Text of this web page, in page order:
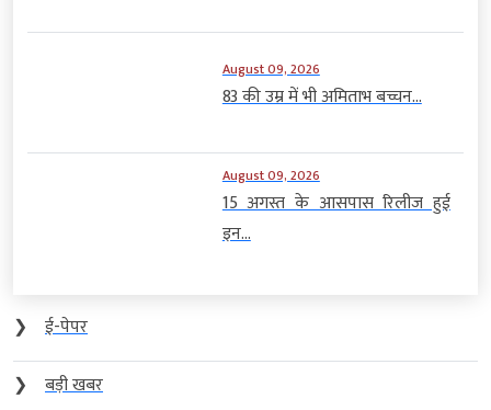
August 09, 2026
83 की उम्र में भी अमिताभ बच्चन...
August 09, 2026
15 अगस्त के आसपास रिलीज हुई
इन...
❯
ई-पेपर
❯
बड़ी खबर